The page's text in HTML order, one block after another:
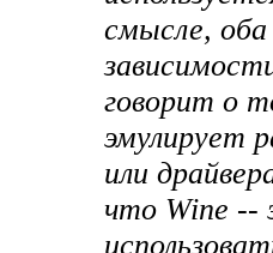
смысле,
говорит о
эмулирует
или
что Wine --